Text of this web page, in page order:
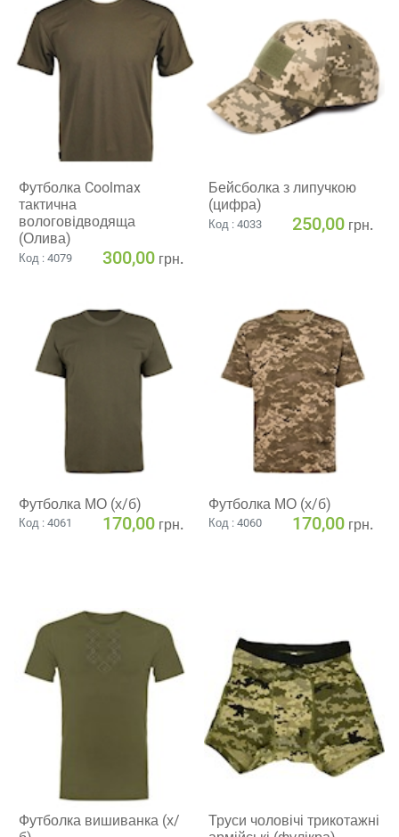
Футболка Coolmax
тактична
вологовiдводяща
(Олива)
Код : 4079 300,00 грн.
Бейсболка з липучкою
(цифра)
Код : 4033 250,00 грн.
Футболка МО (х/б)
Код : 4061 170,00 грн.
Футболка МО (х/б)
Код : 4060 170,00 грн.
Футболка вишиванка (х/
Труси чоловічі трикотажні